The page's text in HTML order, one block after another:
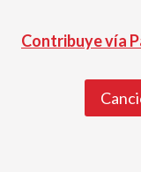
Contribuye vía